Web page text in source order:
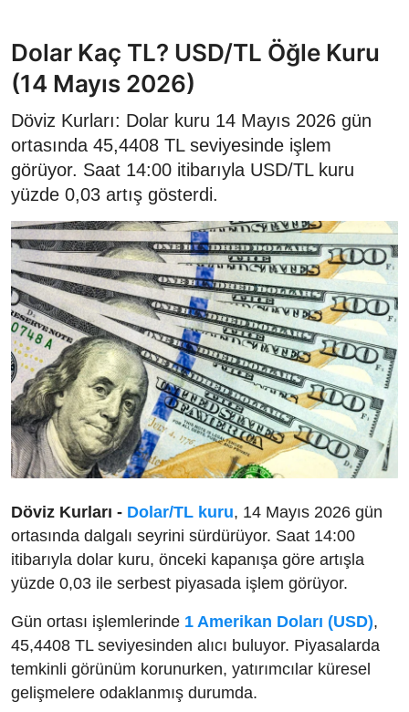
Dolar Kaç TL? USD/TL Öğle Kuru
(14 Mayıs 2026)
Döviz Kurları: Dolar kuru 14 Mayıs 2026 gün
ortasında 45,4408 TL seviyesinde işlem
görüyor. Saat 14:00 itibarıyla USD/TL kuru
yüzde 0,03 artış gösterdi.
Döviz Kurları - Dolar/TL kuru, 14 Mayıs 2026 gün
ortasında dalgalı seyrini sürdürüyor. Saat 14:00
itibarıyla dolar kuru, önceki kapanışa göre artışla
yüzde 0,03 ile serbest piyasada işlem görüyor.
Gün ortası işlemlerinde 1 Amerikan Doları (USD),
45,4408 TL seviyesinden alıcı buluyor. Piyasalarda
temkinli görünüm korunurken, yatırımcılar küresel
gelişmelere odaklanmış durumda.